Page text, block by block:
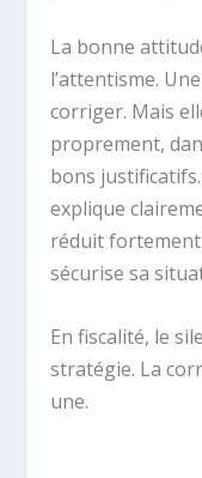
La bonne
l’attentisme.
corriger. Mais
proprement,
bons
explique
réduit
sécurise sa
En fiscalité, le
stratégie. La
une.